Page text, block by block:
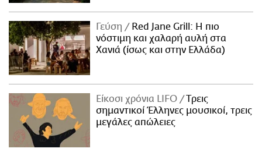
Γεύση
Red Jane Grill: Η πιο
νόστιμη και χαλαρή αυλή στα
Χανιά (ίσως και στην Ελλάδα)
Είκοσι χρόνια LIFO
Tρεις
σημαντικοί Έλληνες μουσικοί, τρεις
μεγάλες απώλειες